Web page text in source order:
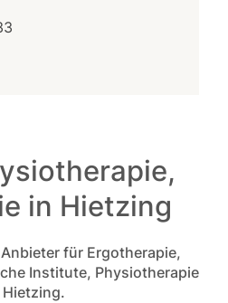
in Hietzing
für Ergotherapie,
Institute, Physiotherapie
Hietzing.